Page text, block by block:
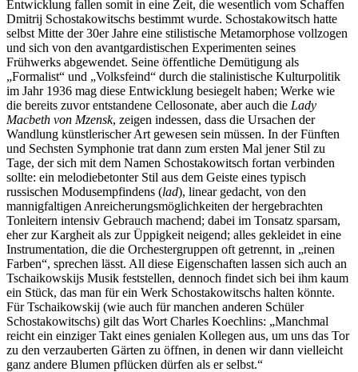
Entwicklung fallen somit in eine Zeit, die wesentlich vom Schaffen
Dmitrij Schostakowitschs bestimmt wurde. Schostakowitsch hatte
selbst Mitte der 30er Jahre eine stilistische Metamorphose vollzogen
und sich von den avantgardistischen Experimenten seines
Frühwerks abgewendet. Seine öffentliche Demütigung als
„Formalist“ und „Volksfeind“ durch die stalinistische Kulturpolitik
im Jahr 1936 mag diese Entwicklung besiegelt haben; Werke wie
die bereits zuvor entstandene Cellosonate, aber auch die Lady
Macbeth von Mzensk, zeigen indessen, dass die Ursachen der
Wandlung künstlerischer Art gewesen sein müssen. In der Fünften
und Sechsten Symphonie trat dann zum ersten Mal jener Stil zu
Tage, der sich mit dem Namen Schostakowitsch fortan verbinden
sollte: ein melodiebetonter Stil aus dem Geiste eines typisch
russischen Modusempfindens (lad), linear gedacht, von den
mannigfaltigen Anreicherungsmöglichkeiten der hergebrachten
Tonleitern intensiv Gebrauch machend; dabei im Tonsatz sparsam,
eher zur Kargheit als zur Üppigkeit neigend; alles gekleidet in eine
Instrumentation, die die Orchestergruppen oft getrennt, in „reinen
Farben“, sprechen lässt. All diese Eigenschaften lassen sich auch an
Tschaikowskijs Musik feststellen, dennoch findet sich bei ihm kaum
ein Stück, das man für ein Werk Schostakowitschs halten könnte.
Für Tschaikowskij (wie auch für manchen anderen Schüler
Schostakowitschs) gilt das Wort Charles Koechlins: „Manchmal
reicht ein einziger Takt eines genialen Kollegen aus, um uns das Tor
zu den verzauberten Gärten zu öffnen, in denen wir dann vielleicht
ganz andere Blumen pflücken dürfen als er selbst.“